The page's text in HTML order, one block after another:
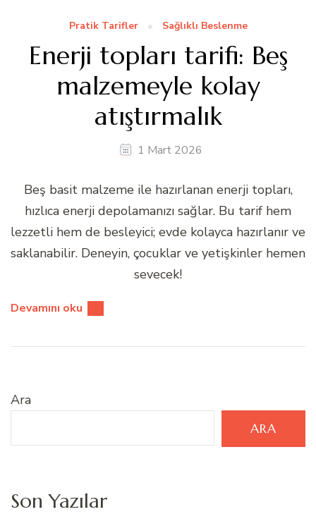
Pratik Tarifler Sağlıklı Beslenme
Enerji topları tarifi: Beş
malzemeyle kolay
atıştırmalık
1 Mart 2026
Beş basit malzeme ile hazırlanan enerji topları,
hızlıca enerji depolamanızı sağlar. Bu tarif hem
lezzetli hem de besleyici; evde kolayca hazırlanır ve
saklanabilir. Deneyin, çocuklar ve yetişkinler hemen
sevecek!
Devamını oku
Ara
ARA
Son Yazılar